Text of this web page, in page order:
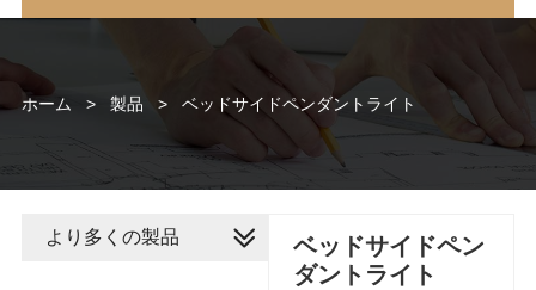
ホーム > 製品 > ベッドサイドペンダントライト
ベッドサイドペン
ダントライト
より多くの製品